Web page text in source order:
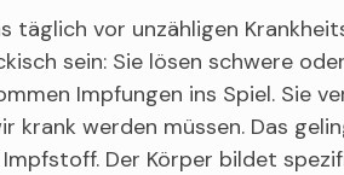
täglich vor unzähligen
sein: Sie lösen schwere
Impfungen ins Spiel. Sie
krank werden müssen. Das
Der Körper bildet